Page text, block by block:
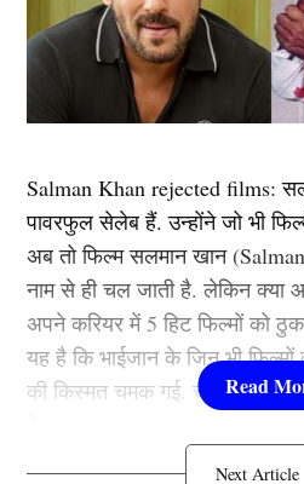
Salman Khan rejected films:
पावरफुल सेलेब हैं. उन्होंने जो भी
अब तो फिल्म सलमान खान
नाम से ही चल जाती है. लेकिन क्या
अपने करियर में 5 हिट फिल्मों को
यह है कि भाईजान के जिन भी
की किस्मत चमक गई. चलिए तो